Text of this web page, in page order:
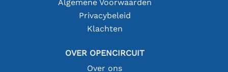
Algemene Voorwaarden
Privacybeleid
Klachten
OVER OPENCIRCUIT
Over ons